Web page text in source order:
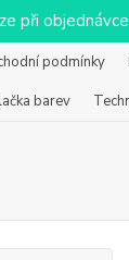
při
podmínky
barev